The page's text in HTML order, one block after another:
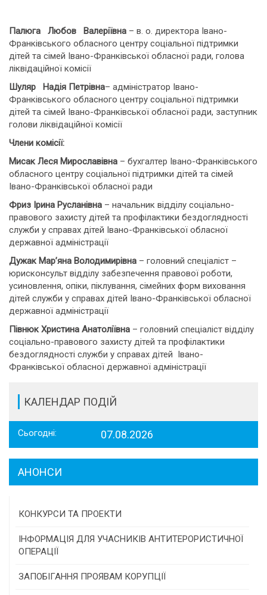
Палюга Любов Валеріївна – в. о. директора Івано-
Франківського обласного центру соціальної підтримки
дітей та сімей Івано-Франківської обласної ради, голова
ліквідаційної комісії
Шуляр Надія Петрівна– адміністратор Івано-
Франківського обласного центру соціальної підтримки
дітей та сімей Івано-Франківської обласної ради, заступник
голови ліквідаційної комісії
Члени комісії:
Мисак Леся Мирославівна – бухгалтер Івано-Франківського
обласного центру соціальної підтримки дітей та сімей
Івано-Франківської обласної ради
Фриз Ірина Русланівна – начальник відділу соціально-
правового захисту дітей та профілактики бездоглядності
служби у справах дітей Івано-Франківської обласної
державної адміністрації
Дужак Мар’яна Володимирівна – головний спеціаліст –
юрисконсульт відділу забезпечення правової роботи,
усиновлення, опіки, піклування, сімейних форм виховання
дітей служби у справах дітей Івано-Франківської обласної
державної адміністрації
Півнюк Христина Анатоліївна – головний спеціаліст відділу
соціально-правового захисту дітей та профілактики
бездоглядності служби у справах дітей Івано-
Франківської обласної державної адміністрації
КАЛЕНДАР ПОДІЙ
Сьогодні: 07.08.2026
АНОНСИ
КОНКУРСИ ТА ПРОЕКТИ
Конкурс проектів та програм місцевого
самоврядування
Конкурс інститутів громадянського суспільства
ІНФОРМАЦІЯ ДЛЯ УЧАСНИКІВ АНТИТЕРОРИСТИЧНОЇ
ОПЕРАЦІЇ
ЗАПОБІГАННЯ ПРОЯВАМ КОРУПЦІЇ